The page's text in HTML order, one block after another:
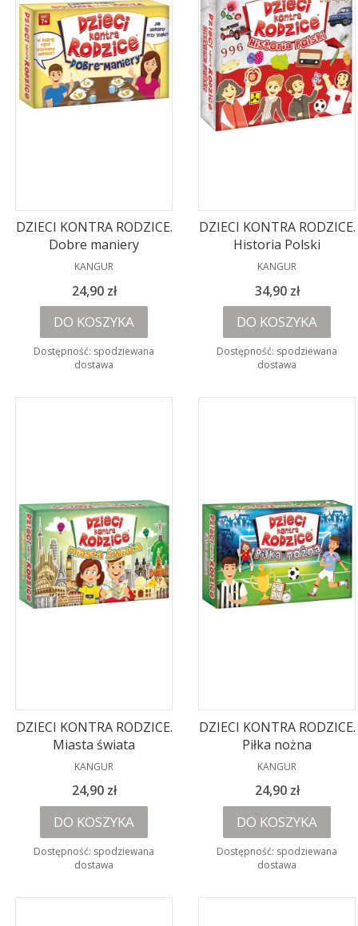
DZIECI KONTRA RODZICE.
Dobre maniery
PRODUCENT
KANGUR
Cena
24,90 zł
DO KOSZYKA
Dostępność: spodziewana
dostawa
DZIECI KONTRA RODZICE.
Historia Polski
PRODUCENT
KANGUR
Cena
34,90 zł
DO KOSZYKA
Dostępność: spodziewana
dostawa
DZIECI KONTRA RODZICE.
Miasta świata
PRODUCENT
KANGUR
Cena
24,90 zł
DO KOSZYKA
Dostępność: spodziewana
dostawa
DZIECI KONTRA RODZICE.
Piłka nożna
PRODUCENT
KANGUR
Cena
24,90 zł
DO KOSZYKA
Dostępność: spodziewana
dostawa